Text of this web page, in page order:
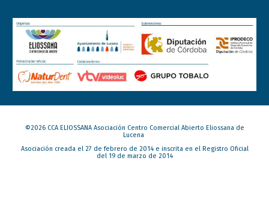
©2026CCA ELIOSSANA Asociación Centro Comercial Abierto Eliossana de
Lucena
Asociación creada el 27 de febrero de 2014 e inscrita en el Registro Oficial
del 19 de marzo de 2014